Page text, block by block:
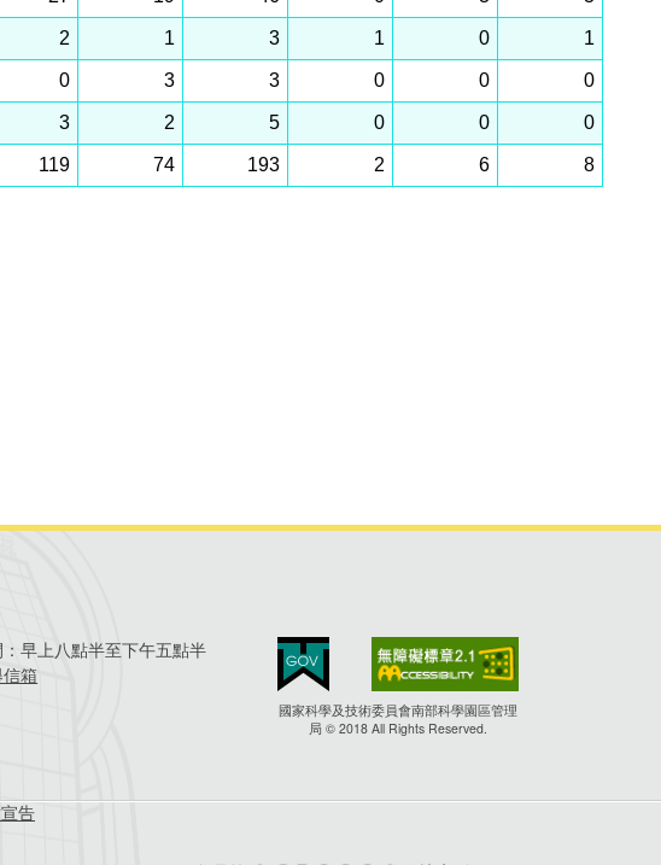
早上八點半至下午五點半
箱
國家科學及技術委員會南部科學園區管理
局 © 2018 All Rights Reserved.
告